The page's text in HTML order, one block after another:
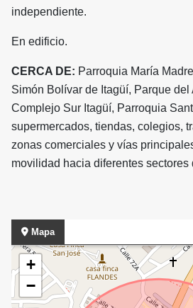
independiente.
En edificio.
CERCA DE: Parroquia María
Simón Bolívar de Itagüí, Parque del
Complejo Sur Itagüí, Parroquia
supermercados, tiendas, colegios,
zonas comerciales y vías
movilidad hacia diferentes sectores
Mapa
+
−